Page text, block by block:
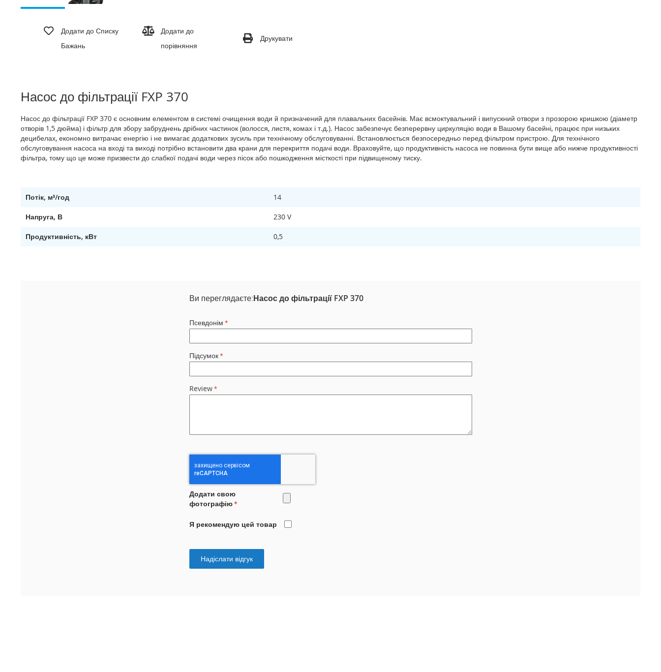
Додати до Списку
Бажань
Додати до
порівняння
Друкувати
Насос до фільтрації FXP 370
Насос до фільтрації FXP 370 є основним елементом в системі очищення води й призначений для плавальних басейнів. Має всмоктувальний і випускний отвори з прозорою кришкою (діаметр
отворів 1,5 дюйма) і фільтр для збору забруднень дрібних частинок (волосся, листя, комах і т.д.). Насос забезпечує безперервну циркуляцію води в Вашому басейні, працює при низьких
децибелах, економно витрачає енергію і не вимагає додаткових зусиль при технічному обслуговуванні. Встановлюється безпосередньо перед фільтром пристрою. Для технічного
обслуговування насоса на вході та виході потрібно встановити два крани для перекриття подачі води. Враховуйте, що продуктивність насоса не повинна бути вище або нижче продуктивності
фільтра, тому що це може призвести до слабкої подачі води через пісок або пошкодження місткості при підвищеному тиску.
Потік, м³/год 14
Напруга, В 230 V
Продуктивність, кВт 0,5
Ви переглядаєте:Насос до фільтрації FXP 370
Псевдонім
Підсумок
Review
Додати свою
фотографію
Я рекомендую цей товар
Надіслати відгук